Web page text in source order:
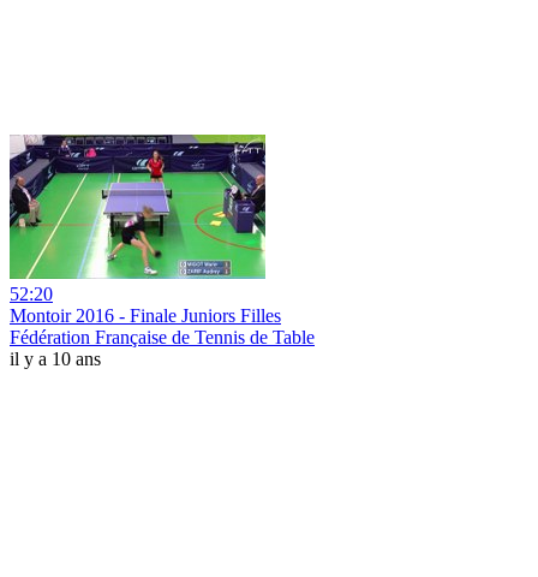
52:20
Montoir 2016 - Finale Juniors Filles
Fédération Française de Tennis de Table
il y a 10 ans